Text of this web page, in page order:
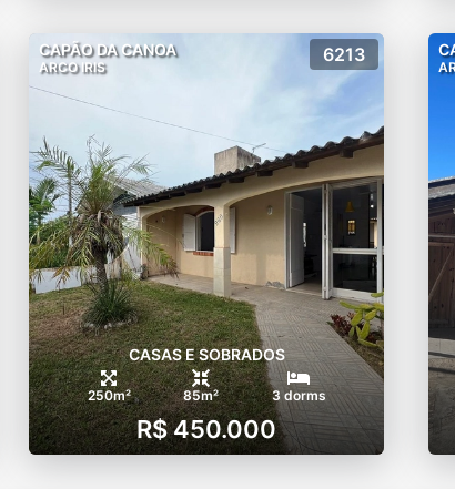
CAPÃO DA CANOA
ARCO IRIS
6213
CASAS E SOBRADOS
250m² 85m² 3 dorms
R$ 450.000